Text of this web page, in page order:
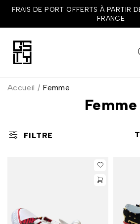
FRAIS DE PORT OFFERTS À PARTIR
FRANCE
Femme
Accueil / Femme
FILTRE